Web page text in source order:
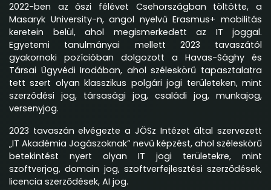
2022-ben az őszi félévet Csehországban töltötte, a
Masaryk University-n, angol nyelvű Erasmus+ mobilitás
keretein belül, ahol megismerkedett az IT joggal.
Egyetemi tanulmányai mellett 2023 tavaszától
gyakornoki pozícióban dolgozott a Havas-Sághy és
Társai Ügyvédi Irodában, ahol széleskörű tapasztalatra
tett szert olyan klasszikus polgári jogi területeken, mint
szerződési jog, társasági jog, családi jog, munkajog,
versenyjog.
2023 tavaszán elvégezte a JÖSz Intézet által szervezett
„IT Akadémia Jogászoknak” nevű képzést, ahol széleskörű
betekintést nyert olyan IT jogi területekre, mint
szoftverjog, domain jog, szoftverfejlesztési szerződések,
licencia szerződések, AI jog.